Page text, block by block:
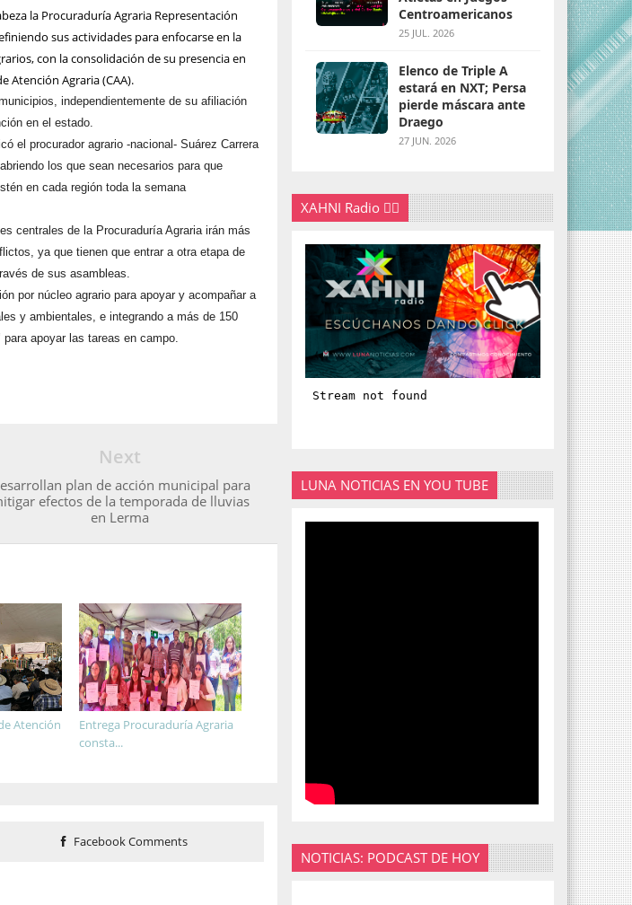
la Procuraduría Agraria Representación
sus actividades para enfocarse en la
con la consolidación de su presencia en
Atención Agraria (CAA).
independientemente de su afiliación
en el estado.
el procurador agrario -nacional- Suárez Carrera
los que sean necesarios para que
en cada región toda la semana
centrales de la Procuraduría Agraria irán más
ya que tienen que entrar a otra etapa de
de sus asambleas.
por núcleo agrario para apoyar y acompañar a
y ambientales, e integrando a más de 150
apoyar las tareas en campo.
Next
plan de acción municipal para
efectos de la temporada de lluvias
en Lerma
Entrega Procuraduría Agraria
consta...
Atención
Facebook Comments
Centroamericanos
25 JUL. 2026
Elenco de Triple A
estará en NXT; Persa
pierde máscara ante
Draego
27 JUN. 2026
XAHNI Radio 👇🏽
LUNA NOTICIAS EN YOU TUBE
NOTICIAS: PODCAST DE HOY